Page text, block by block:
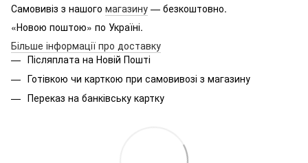
Самовивіз з нашого магазину — безкоштовно.
«Новою поштою» по Україні.
Більше інформації про доставку
Післяплата на Новій Пошті
Готівкою чи карткою при самовивозі з магазину
Переказ на банківську картку